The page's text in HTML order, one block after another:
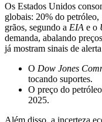
Os Estados Unidos
globais: 20% do
grãos, segundo a EIA e o
demanda, abalando
já mostram sinais de
O Dow Jones
tocando suportes.
O preço do
2025.
Além disso, a incerteza